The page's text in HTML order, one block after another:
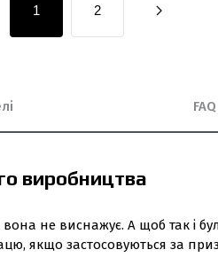
1 2
FAQ
виробництва
не виснажує. А щоб так і
якщо застосовуються за